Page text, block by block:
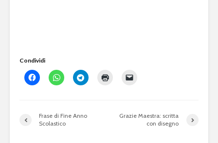
Condividi
Frase di Fine Anno
Scolastico
Grazie Maestra: scritta
con disegno